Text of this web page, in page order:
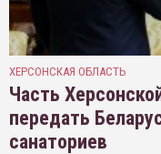
ХЕРСОНСКАЯ ОБЛАСТЬ
Часть
передать
санаториев